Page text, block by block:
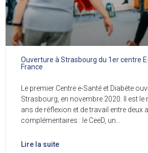
Ouverture à Strasbourg du 1er centre
France
Le premier Centre e-Santé et Diabète
Strasbourg, en novembre 2020. Il est le
ans de réflexion et de travail entre deux
complémentaires : le CeeD, un
Lire la suite